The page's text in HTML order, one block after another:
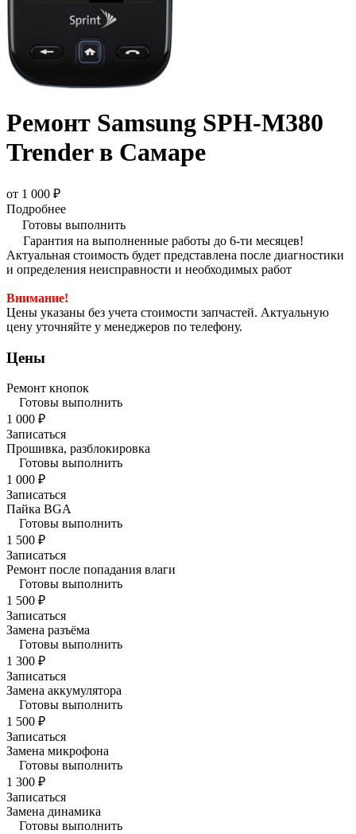
Ремонт Samsung SPH-M380
Trender в Самаре
от 1 000 ₽
Подробнее
Готовы выполнить
Гарантия на выполненные работы до 6-ти месяцев!
Актуальная стоимость будет представлена после диагностики
и определения неисправности и необходимых работ
Внимание!
Цены указаны без учета стоимости запчастей. Актуальную
цену уточняйте у менеджеров по телефону.
Цены
Ремонт кнопок
Готовы выполнить
1 000 ₽
Записаться
Прошивка, разблокировка
Готовы выполнить
1 000 ₽
Записаться
Пайка BGA
Готовы выполнить
1 500 ₽
Записаться
Ремонт после попадания влаги
Готовы выполнить
1 500 ₽
Записаться
Замена разъёма
Готовы выполнить
1 300 ₽
Записаться
Замена аккумулятора
Готовы выполнить
1 500 ₽
Записаться
Замена микрофона
Готовы выполнить
1 300 ₽
Записаться
Замена динамика
Готовы выполнить